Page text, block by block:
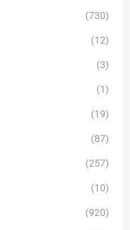
(730)
(12)
(3)
(1)
(19)
(87)
(257)
(10)
(920)